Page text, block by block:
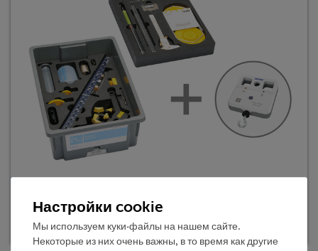
Кат.номер 25271-88D | Тип: Set
Настройки cookie
Мы используем куки-файлы на нашем сайте.
Некоторые из них очень важны, в то время как другие